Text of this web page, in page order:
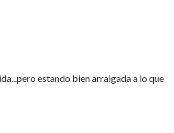
estando bien arraigada a lo que